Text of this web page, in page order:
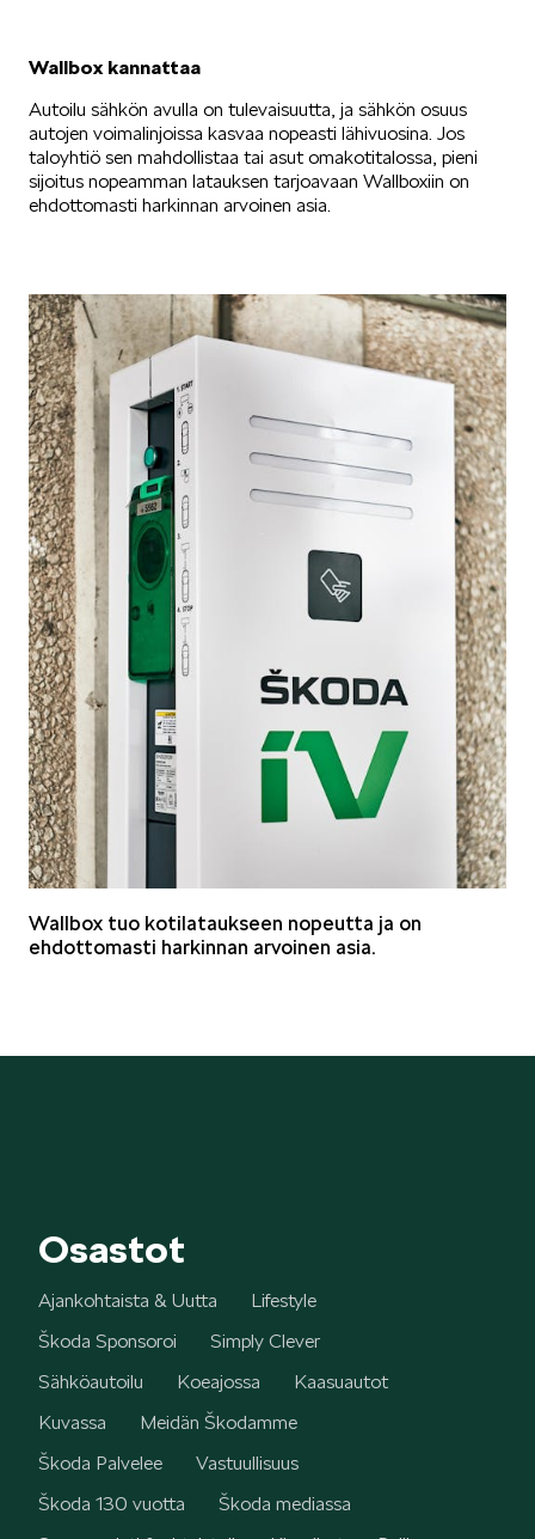
Wallbox kannattaa
Autoilu sähkön avulla on tulevaisuutta, ja sähkön osuus
autojen voimalinjoissa kasvaa nopeasti lähivuosina. Jos
taloyhtiö sen mahdollistaa tai asut omakotitalossa, pieni
sijoitus nopeamman latauksen tarjoavaan Wallboxiin on
ehdottomasti harkinnan arvoinen asia.
Wallbox tuo kotilataukseen nopeutta ja on
ehdottomasti harkinnan arvoinen asia.
Osastot
Ajankohtaista & Uutta
Lifestyle
Škoda Sponsoroi
Simply Clever
Sähköautoilu
Koeajossa
Kaasuautot
Kuvassa
Meidän Škodamme
Škoda Palvelee
Vastuullisuus
Škoda 130 vuotta
Škoda mediassa